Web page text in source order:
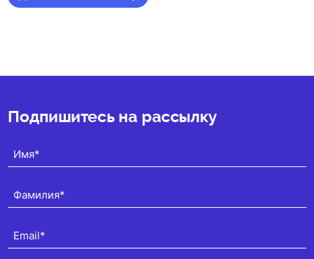
Подпишитесь на рассылку